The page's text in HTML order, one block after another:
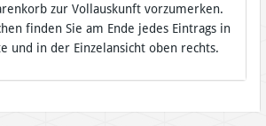
zur Vollauskunft vorzumerken.
finden Sie am Ende jedes Eintrags in
und in der Einzelansicht oben rechts.